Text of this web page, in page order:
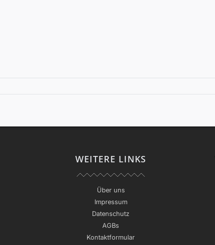
WEITERE LINKS
Über uns
Impressum
Datenschutz
AGBs
Kontaktformular